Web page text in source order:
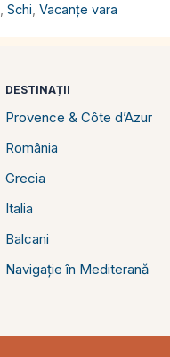
,Schi ,Vacanțe vara
DESTINAȚII
Provence & Côte d’Azur
România
Grecia
Italia
Balcani
Navigație în Mediterană